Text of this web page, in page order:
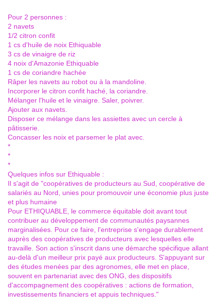
Pour 2 personnes :
2 navets
1/2 citron confit
1 cs d'huile de noix Ethiquable
3 cs de vinaigre de riz
4 noix d'Amazonie Ethiquable
1 cs de coriandre hachée
Râper les navets au robot ou à la mandoline.
Incorporer le citron confit haché, la coriandre.
Mélanger l'huile et le vinaigre. Saler, poivrer.
Ajouter aux navets.
Disposer ce mélange dans les assiettes avec un cercle à
pâtisserie.
Concasser les noix et parsemer le plat avec.
*
*
*
Quelques infos sur Ethiquable :
Il s'agit de "coopératives de producteurs au Sud, coopérative de
salariés au Nord, unies pour promouvoir une économie plus juste
et plus humaine
Pour ETHIQUABLE, le commerce équitable doit avant tout
contribuer au développement de communautés paysannes
marginalisées. Pour ce faire, l'entreprise s'engage durablement
auprès des coopératives de producteurs avec lesquelles elle
travaille. Son action s'inscrit dans une démarche spécifique allant
au-delà d'un meilleur prix payé aux producteurs. S'appuyant sur
des études menées par des agronomes, elle met en place,
souvent en partenariat avec des ONG, des dispositifs
d'accompagnement des coopératives : actions de formation,
investissements financiers et appuis techniques."